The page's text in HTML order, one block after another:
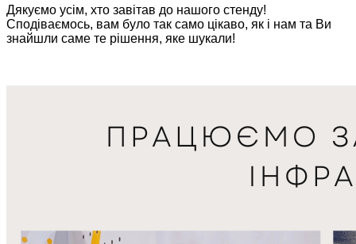
Дякуємо усім, хто завітав до нашого стенду!
Сподіваємось, вам було так само цікаво, як і нам та Ви
знайшли саме те рішення, яке шукали!